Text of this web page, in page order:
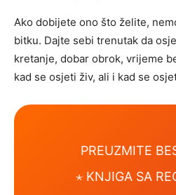
Ako dobijete ono što želite,
bitku. Dajte sebi trenutak da
kretanje, dobar obrok, vrijeme
kad se osjeti živ, ali i kad se
PREUZMITE
⋆ KNJIGA SA